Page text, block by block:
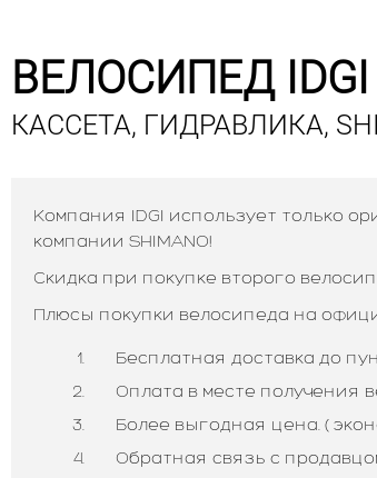
ВЕЛОСИПЕД IDGI
КАССЕТА, ГИДРАВЛИКА,
Компания IDGI использует только
компании SHIMANO!
Скидка при покупке второго
Плюсы покупки велосипеда на
Бесплатная доставка до
Оплата в месте получения
Более выгодная цена. (
Обратная связь с